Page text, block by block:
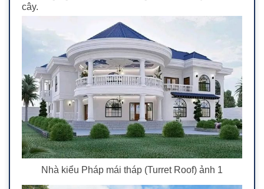
cây.
Nhà kiểu Pháp mái tháp (Turret Roof) ảnh 1